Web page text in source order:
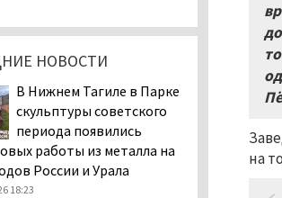
на
НОВОСТИ
В Нижнем Тагиле в Парке
скульптуры советского
периода появились
работы из металла на
России и Урала
18:23